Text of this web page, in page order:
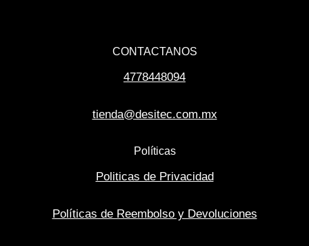
CONTACTANOS
4778448094
tienda@desitec.com.mx
Políticas
Politicas de Privacidad
Políticas de Reembolso y Devoluciones